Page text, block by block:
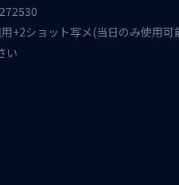
+2ショット写メ(当日のみ使用可
い